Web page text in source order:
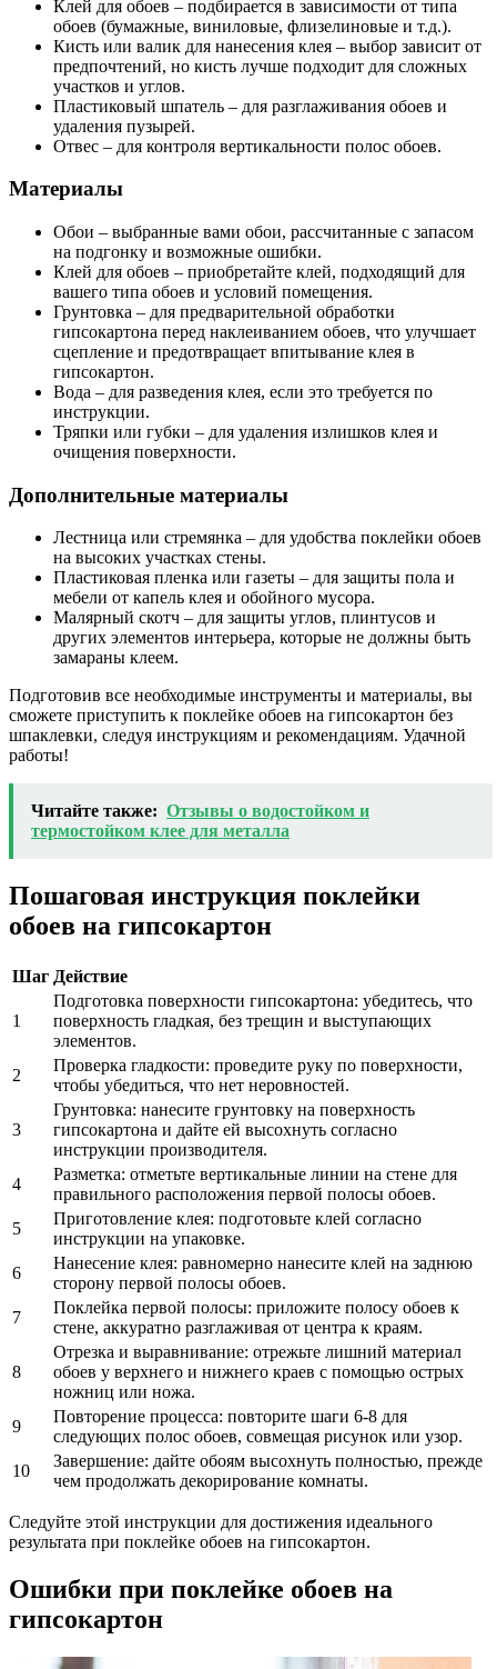
Клей для обоев – подбирается в зависимости от типа
обоев (бумажные, виниловые, флизелиновые и т.д.).
Кисть или валик для нанесения клея – выбор зависит от
предпочтений, но кисть лучше подходит для сложных
участков и углов.
Пластиковый шпатель – для разглаживания обоев и
удаления пузырей.
Отвес – для контроля вертикальности полос обоев.
Материалы
Обои – выбранные вами обои, рассчитанные с запасом
на подгонку и возможные ошибки.
Клей для обоев – приобретайте клей, подходящий для
вашего типа обоев и условий помещения.
Грунтовка – для предварительной обработки
гипсокартона перед наклеиванием обоев, что улучшает
сцепление и предотвращает впитывание клея в
гипсокартон.
Вода – для разведения клея, если это требуется по
инструкции.
Тряпки или губки – для удаления излишков клея и
очищения поверхности.
Дополнительные материалы
Лестница или стремянка – для удобства поклейки обоев
на высоких участках стены.
Пластиковая пленка или газеты – для защиты пола и
мебели от капель клея и обойного мусора.
Малярный скотч – для защиты углов, плинтусов и
других элементов интерьера, которые не должны быть
замараны клеем.
Подготовив все необходимые инструменты и материалы, вы
сможете приступить к поклейке обоев на гипсокартон без
шпаклевки, следуя инструкциям и рекомендациям. Удачной
работы!
Читайте также: Отзывы о водостойком и
термостойком клее для металла
Пошаговая инструкция поклейки
обоев на гипсокартон
Шаг Действие
1
Подготовка поверхности гипсокартона: убедитесь, что
поверхность гладкая, без трещин и выступающих
элементов.
2
Проверка гладкости: проведите руку по поверхности,
чтобы убедиться, что нет неровностей.
3
Грунтовка: нанесите грунтовку на поверхность
гипсокартона и дайте ей высохнуть согласно
инструкции производителя.
4
Разметка: отметьте вертикальные линии на стене для
правильного расположения первой полосы обоев.
5
Приготовление клея: подготовьте клей согласно
инструкции на упаковке.
6
Нанесение клея: равномерно нанесите клей на заднюю
сторону первой полосы обоев.
7
Поклейка первой полосы: приложите полосу обоев к
стене, аккуратно разглаживая от центра к краям.
8
Отрезка и выравнивание: отрежьте лишний материал
обоев у верхнего и нижнего краев с помощью острых
ножниц или ножа.
9
Повторение процесса: повторите шаги 6-8 для
следующих полос обоев, совмещая рисунок или узор.
10
Завершение: дайте обоям высохнуть полностью, прежде
чем продолжать декорирование комнаты.
Следуйте этой инструкции для достижения идеального
результата при поклейке обоев на гипсокартон.
Ошибки при поклейке обоев на
гипсокартон